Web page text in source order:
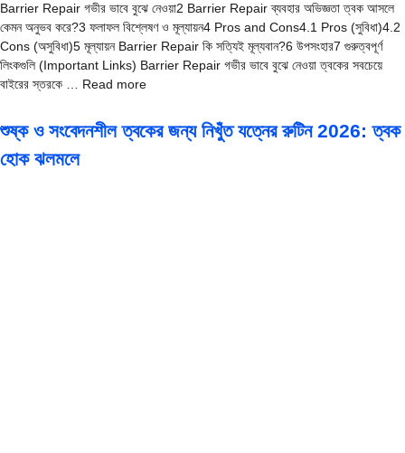
Barrier Repair গভীর ভাবে বুঝে নেওয়া2 Barrier Repair ব্যবহার অভিজ্ঞতা ত্বক আসলে
কেমন অনুভব করে?3 ফলাফল বিশ্লেষণ ও মূল্যায়ন4 Pros and Cons4.1 Pros (সুবিধা)4.2
Cons (অসুবিধা)5 মূল্যায়ন Barrier Repair কি সত্যিই মূল্যবান?6 উপসংহার7 গুরুত্বপূর্ণ
লিংকগুলি (Important Links) Barrier Repair গভীর ভাবে বুঝে নেওয়া ত্বকের সবচেয়ে
বাইরের স্তরকে … Read more
শুষ্ক ও সংবেদনশীল ত্বকের জন্য নিখুঁত যত্নের রুটিন 2026: ত্বক
হোক ঝলমলে